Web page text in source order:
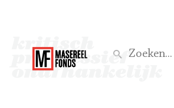
Wat we doen